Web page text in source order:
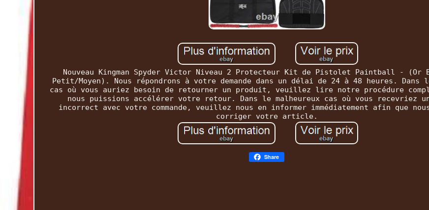
Nouveau Kingman Spyder Victor Niveau 2 Protecteur Kit de Pistolet Paintball -
Petit/Moyen). Nous répondrons à votre demande dans un délai de 24 à 48 heures. Dans
cas où vous auriez besoin de retourner un produit, veuillez lire notre procédure
nous puissions accélérer votre retour. Dans le malheureux cas où vous recevriez
incorrect avec votre commande, veuillez nous en informer immédiatement afin que
corriger votre article.
Share